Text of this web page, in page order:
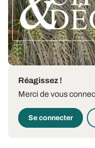
azotée et de protection
12 DÉC. 2025
Réagissez !
Merci de vous
Se connecter